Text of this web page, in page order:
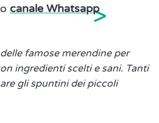
canale Whatsapp>
famose merendine per
ingredienti scelti e sani. Tanti
gli spuntini dei piccoli